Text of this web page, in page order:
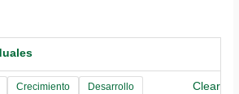
Crecimiento
Desarrollo
Clear